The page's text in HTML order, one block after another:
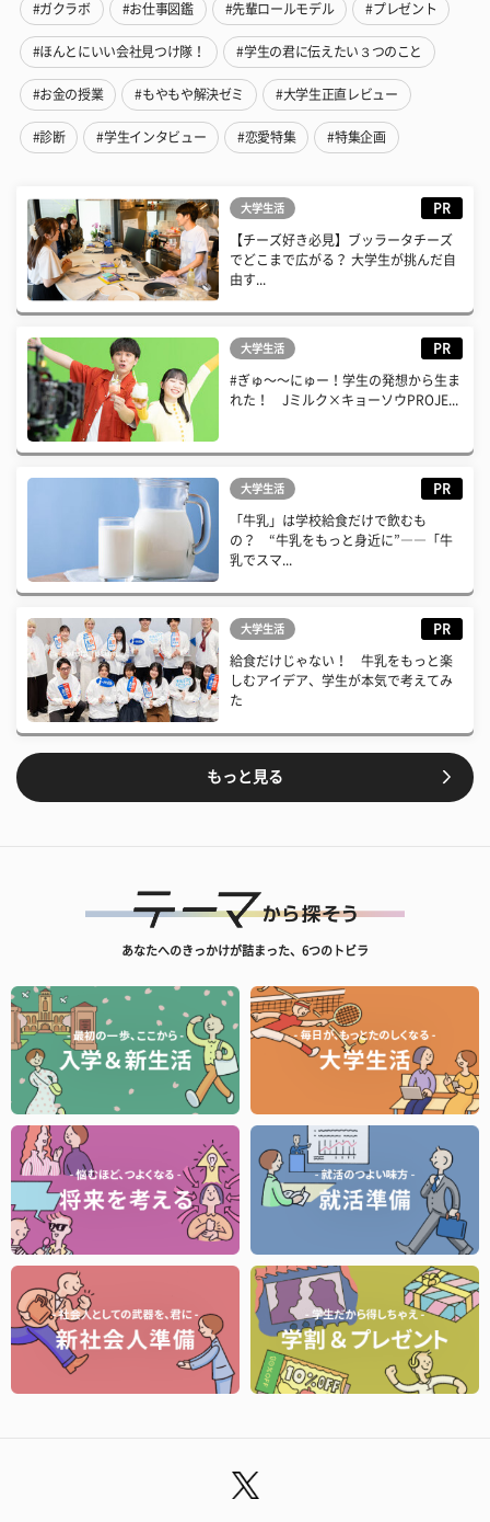
#ガクラボ #お仕事図鑑 #先輩ロールモデル #プレゼント
#ほんとにいい会社見つけ隊！ #学生の君に伝えたい３つのこと
#お金の授業 #もやもや解決ゼミ #大学生正直レビュー
#診断 #学生インタビュー #恋愛特集 #特集企画
大学生活 PR
【チーズ好き必見】ブッラータチーズ
でどこまで広がる？ 大学生が挑んだ自
由す...
大学生活 PR
#ぎゅ〜〜にゅー！学生の発想から生ま
れた！ Jミルク×キョーソウPROJE...
大学生活 PR
「牛乳」は学校給食だけで飲むも
の？ “牛乳をもっと身近に”――「牛
乳でスマ...
大学生活 PR
給食だけじゃない！ 牛乳をもっと楽
しむアイデア、学生が本気で考えてみ
た
もっと見る
あなたへのきっかけが詰まった、6つのトビラ